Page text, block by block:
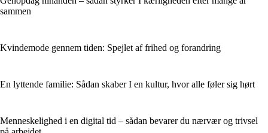
sammen
Kvindemode gennem tiden: Spejlet af frihed og forandring
En lyttende familie: Sådan skaber I en kultur, hvor alle føler sig hørt
Menneskelighed i en digital tid – sådan bevarer du nærvær og trivsel